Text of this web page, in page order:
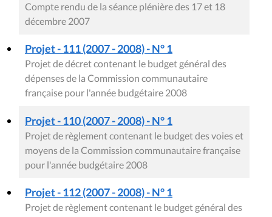
Compte rendu de la séance plénière des 17 et 18
décembre 2007
Projet - 111 (2007 - 2008) - N° 1
Projet de décret contenant le budget général des
dépenses de la Commission communautaire
française pour l'année budgétaire 2008
Projet - 110 (2007 - 2008) - N° 1
Projet de règlement contenant le budget des voies et
moyens de la Commission communautaire française
pour l'année budgétaire 2008
Projet - 112 (2007 - 2008) - N° 1
Projet de règlement contenant le budget général des